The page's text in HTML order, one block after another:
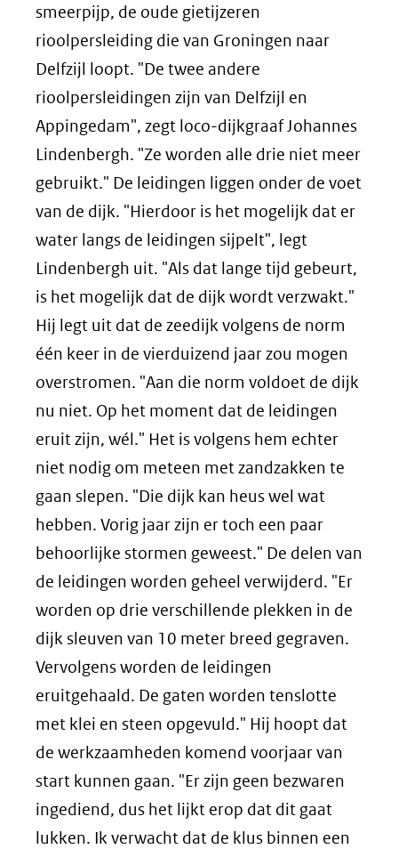
smeerpijp, de oude gietijzeren
rioolpersleiding die van Groningen naar
Delfzijl loopt. "De twee andere
rioolpersleidingen zijn van Delfzijl en
Appingedam", zegt loco-dijkgraaf Johannes
Lindenbergh. "Ze worden alle drie niet meer
gebruikt." De leidingen liggen onder de voet
van de dijk. "Hierdoor is het mogelijk dat er
water langs de leidingen sijpelt", legt
Lindenbergh uit. "Als dat lange tijd gebeurt,
is het mogelijk dat de dijk wordt verzwakt."
Hij legt uit dat de zeedijk volgens de norm
één keer in de vierduizend jaar zou mogen
overstromen. "Aan die norm voldoet de dijk
nu niet. Op het moment dat de leidingen
eruit zijn, wél." Het is volgens hem echter
niet nodig om meteen met zandzakken te
gaan slepen. "Die dijk kan heus wel wat
hebben. Vorig jaar zijn er toch een paar
behoorlijke stormen geweest." De delen van
de leidingen worden geheel verwijderd. "Er
worden op drie verschillende plekken in de
dijk sleuven van 10 meter breed gegraven.
Vervolgens worden de leidingen
eruitgehaald. De gaten worden tenslotte
met klei en steen opgevuld." Hij hoopt dat
de werkzaamheden komend voorjaar van
start kunnen gaan. "Er zijn geen bezwaren
ingediend, dus het lijkt erop dat dit gaat
lukken. Ik verwacht dat de klus binnen een